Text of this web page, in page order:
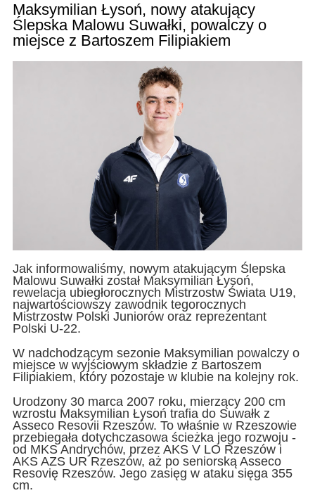
Maksymilian Łysoń, nowy atakujący
Ślepska Malowu Suwałki, powalczy o
miejsce z Bartoszem Filipiakiem
Jak informowaliśmy, nowym atakującym Ślepska
Malowu Suwałki został Maksymilian Łysoń,
rewelacja ubiegłorocznych Mistrzostw Świata U19,
najwartościowszy zawodnik tegorocznych
Mistrzostw Polski Juniorów oraz reprezentant
Polski U-22.
W nadchodzącym sezonie Maksymilian powalczy o
miejsce w wyjściowym składzie z Bartoszem
Filipiakiem, który pozostaje w klubie na kolejny rok.
Urodzony 30 marca 2007 roku, mierzący 200 cm
wzrostu Maksymilian Łysoń trafia do Suwałk z
Asseco Resovii Rzeszów. To właśnie w Rzeszowie
przebiegała dotychczasowa ścieżka jego rozwoju -
od MKS Andrychów, przez AKS V LO Rzeszów i
AKS AZS UR Rzeszów, aż po seniorską Asseco
Resovię Rzeszów. Jego zasięg w ataku sięga 355
cm.